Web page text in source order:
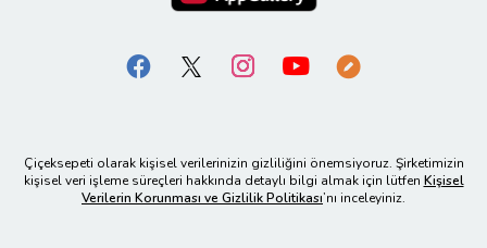
Çiçeksepeti olarak kişisel verilerinizin gizliliğini önemsiyoruz. Şirketimizin
kişisel veri işleme süreçleri hakkında detaylı bilgi almak için lütfen Kişisel
Verilerin Korunması ve Gizlilik Politikası’nı inceleyiniz.